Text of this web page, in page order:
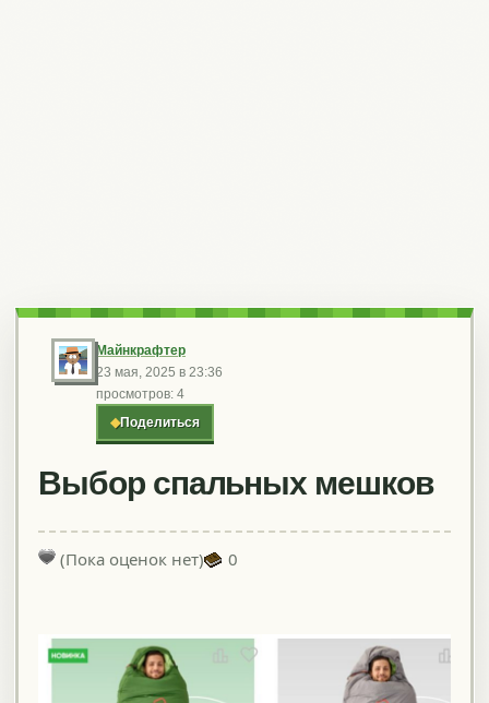
Майнкрафтер
23 мая, 2025 в 23:36
просмотров: 4
◆Поделиться
Выбор спальных мешков
(Пока оценок нет) 0